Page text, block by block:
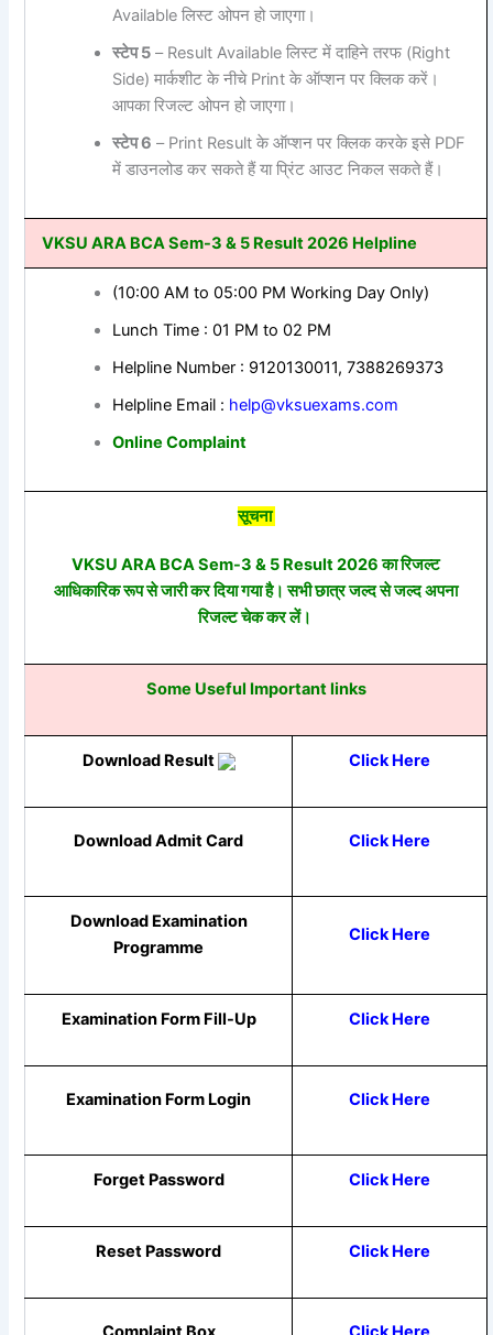
Available लिस्ट ओपन हो जाएगा।
स्टेप 5– Result Available लिस्ट में दाहिने तरफ (Right
Side) मार्कशीट के नीचे Print के ऑप्शन पर क्लिक करें।
आपका रिजल्ट ओपन हो जाएगा।
स्टेप 6 – Print Result के ऑप्शन पर क्लिक करके इसे PDF
में डाउनलोड कर सकते हैं या प्रिंट आउट निकल सकते हैं।
VKSU ARA BCA Sem-3 & 5 Result 2026 Helpline
(10:00 AM to 05:00 PM Working Day Only)
Lunch Time : 01 PM to 02 PM
Helpline Number : 9120130011, 7388269373
Helpline Email : help@vksuexams.com
Online Complaint
सूचना
VKSU ARA BCA Sem-3 & 5 Result 2026 का रिजल्ट
आधिकारिक रूप से जारी कर दिया गया है। सभी छात्र जल्द से जल्द अपना
रिजल्ट चेक कर लें।
Some Useful Important links
Download Result Click Here
Download Admit Card Click Here
Download Examination
Programme
Click Here
Examination Form Fill-Up Click Here
Examination Form Login Click Here
Forget Password Click Here
Reset Password Click Here